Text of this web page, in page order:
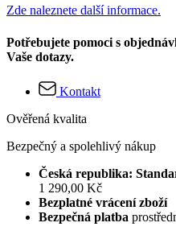
Zde naleznete další informace.
Potřebujete pomoci s
Vaše dotazy.
Kontakt
Ověřená kvalita
Bezpečný a spolehlivý nákup
Česká republika:
1 290,00 Kč
Bezplatné vrácení zboží
Bezpečná platba